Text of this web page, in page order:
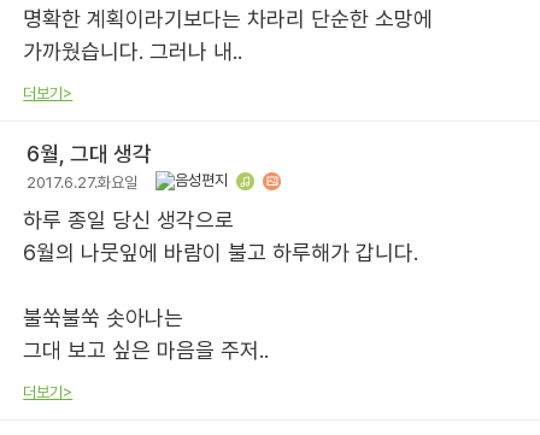
명확한 계획이라기보다는 차라리 단순한 소망에
가까웠습니다. 그러나 내..
더보기>
6월, 그대 생각
2017.6.27.화요일
하루 종일 당신 생각으로
6월의 나뭇잎에 바람이 불고 하루해가 갑니다.
불쑥불쑥 솟아나는
그대 보고 싶은 마음을 주저..
더보기>